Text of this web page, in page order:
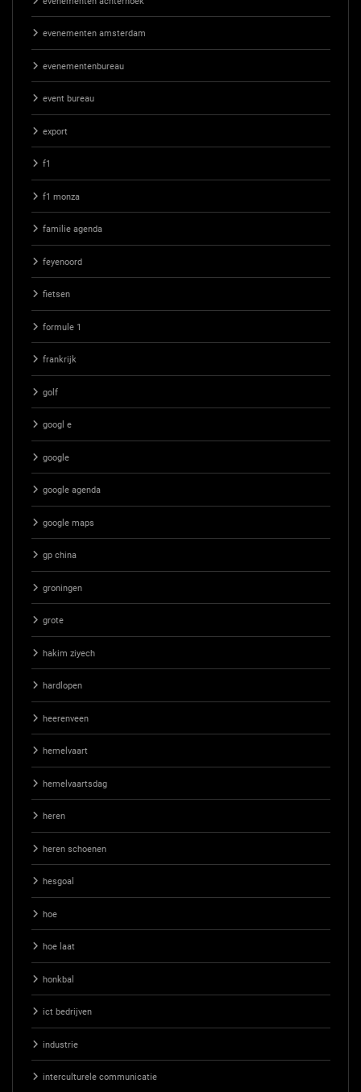
evenementen amsterdam
evenementenbureau
event bureau
export
f1
f1 monza
familie agenda
feyenoord
fietsen
formule 1
frankrijk
golf
googl e
google
google agenda
google maps
gp china
groningen
grote
hakim ziyech
hardlopen
heerenveen
hemelvaart
hemelvaartsdag
heren
heren schoenen
hesgoal
hoe
hoe laat
honkbal
ict bedrijven
industrie
interculturele communicatie